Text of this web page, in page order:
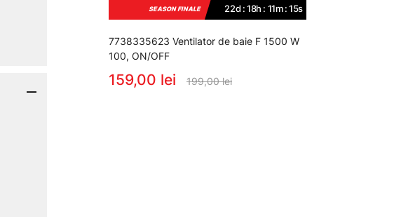
SEASON FINALE 22d : 18h : 11m : 14s
7738335623 Ventilator de baie F 1500 W
100, ON/OFF
159,00 lei 199,00 lei